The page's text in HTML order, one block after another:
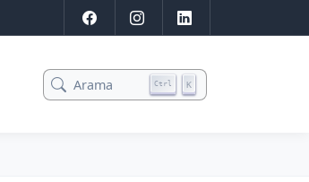
Arama Ctrl K